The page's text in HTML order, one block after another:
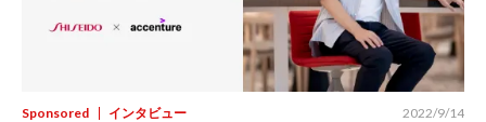
Sponsored インタビュー 2022/9/14